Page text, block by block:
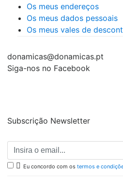
Os meus endereços
Os meus dados pessoais
Os meus vales de
donamicas@donamicas.pt
Siga-nos no Facebook
Subscrição Newsletter
 Eu concordo com os termos e